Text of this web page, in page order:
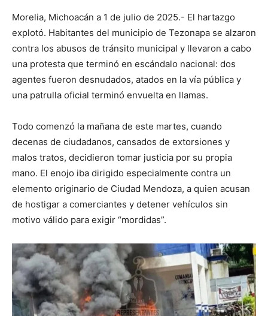
Morelia, Michoacán a 1 de julio de 2025.- El hartazgo
explotó. Habitantes del municipio de Tezonapa se alzaron
contra los abusos de tránsito municipal y llevaron a cabo
una protesta que terminó en escándalo nacional: dos
agentes fueron desnudados, atados en la vía pública y
una patrulla oficial terminó envuelta en llamas.
Todo comenzó la mañana de este martes, cuando
decenas de ciudadanos, cansados de extorsiones y
malos tratos, decidieron tomar justicia por su propia
mano. El enojo iba dirigido especialmente contra un
elemento originario de Ciudad Mendoza, a quien acusan
de hostigar a comerciantes y detener vehículos sin
motivo válido para exigir “mordidas”.